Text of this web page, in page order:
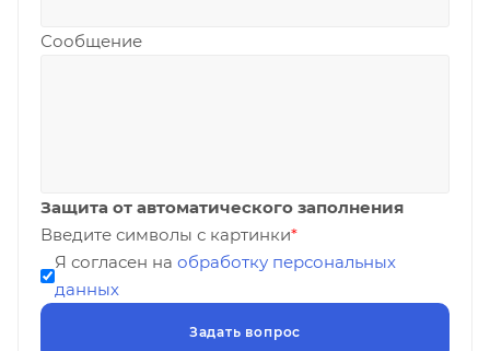
Сообщение
Защита от автоматического заполнения
Введите символы с картинки*
Я согласен на обработку персональных
данных